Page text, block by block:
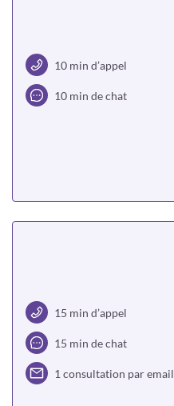
10 min d’appel
10 min de chat
15 min d’appel
15 min de chat
1 consultation par email